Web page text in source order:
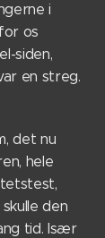
i
os
siden,
en streg.
det nu
hele
den
tid. Især